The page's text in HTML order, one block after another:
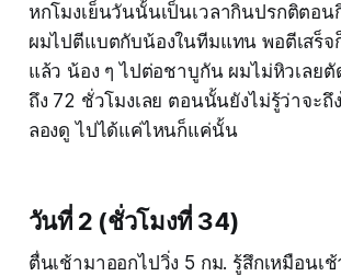
หกโมงเย็นวันนั้นเป็นเวลากินปรกติตอ
ผมไปตีแบตกับน้องในทีมแทน พอตีเสร็จ
แล้ว น้อง ๆ ไปต่อชาบูกัน ผมไม่หิวเลยตั
ถึง 72 ชั่วโมงเลย ตอนนั้นยังไม่รู้ว่าจะถึ
ลองดู ไปได้แค่ไหนก็แค่นั้น
วันที่ 2 (ชั่วโมงที่ 34)
ตื่นเช้ามาออกไปวิ่ง 5 กม. รู้สึกเหมือนเ